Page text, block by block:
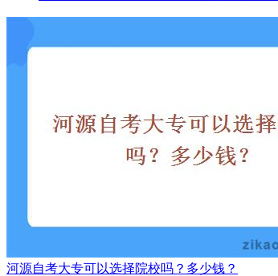
河源自考大专可以选择院校吗？多少钱？